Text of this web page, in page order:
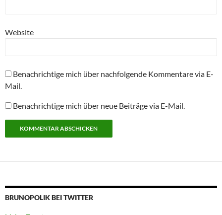
Website
Benachrichtige mich über nachfolgende Kommentare via E-
Mail.
Benachrichtige mich über neue Beiträge via E-Mail.
BRUNOPOLIK BEI TWITTER